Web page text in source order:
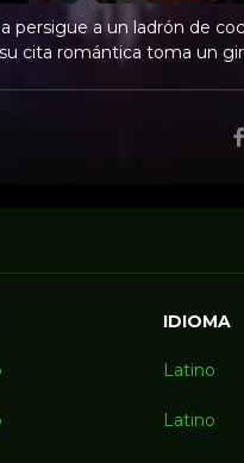
persigue a un ladrón de
cita romántica toma un
IDIOMA
Latino
Latino